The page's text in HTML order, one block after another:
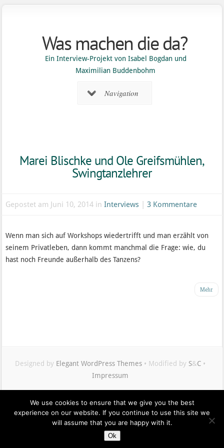
Was machen die da?
Ein Interview-Projekt von Isabel Bogdan und
Maximilian Buddenbohm
Navigation
Marei Blischke und Ole Greifsmühlen,
Swingtanzlehrer
Gepostet am Juni 10, 2014 inInterviews |3 Kommentare
Wenn man sich auf Workshops wiedertrifft und man erzählt von
seinem Privatleben, dann kommt manchmal die Frage: wie, du
hast noch Freunde außerhalb des Tanzens?
Mehr
Designed by Elegant WordPress Themes• Modified by S&C•
Impressum
We use cookies to ensure that we give you the best
experience on our website. If you continue to use this site we
will assume that you are happy with it.
Ok